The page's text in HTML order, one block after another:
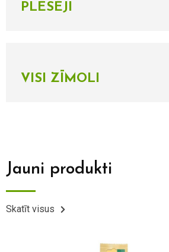
PLĒSĒJI
VISI ZĪMOLI
Jauni produkti
Skatīt visus